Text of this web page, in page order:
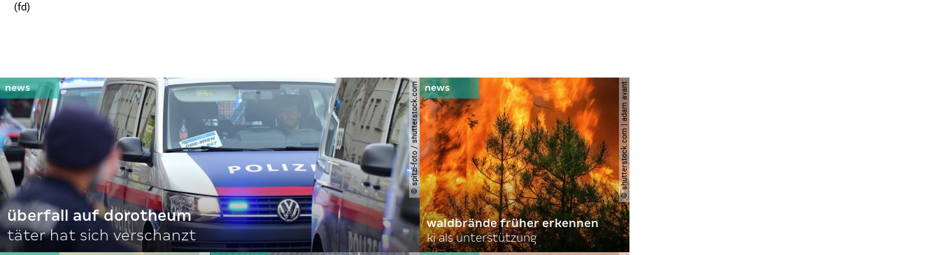
(fd)
© spitzi-foto / shutterstock.com
überfall auf dorotheum
täter hat sich verschanzt
© shutterstock.com | adam avant
waldbrände früher erkennen
ki als unterstützung